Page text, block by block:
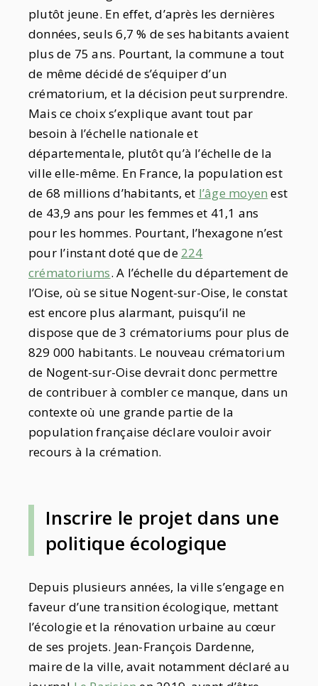
plutôt jeune. En effet, d’après les dernières
données, seuls 6,7 % de ses habitants avaient
plus de 75 ans. Pourtant, la commune a tout
de même décidé de s’équiper d’un
crématorium, et la décision peut surprendre.
Mais ce choix s’explique avant tout par
besoin à l’échelle nationale et
départementale, plutôt qu’à l’échelle de la
ville elle-même. En France, la population est
de 68 millions d’habitants, et l’âge moyen est
de 43,9 ans pour les femmes et 41,1 ans
pour les hommes. Pourtant, l’hexagone n’est
pour l’instant doté que de 224
crématoriums. A l’échelle du département de
l’Oise, où se situe Nogent-sur-Oise, le constat
est encore plus alarmant, puisqu’il ne
dispose que de 3 crématoriums pour plus de
829 000 habitants. Le nouveau crématorium
de Nogent-sur-Oise devrait donc permettre
de contribuer à combler ce manque, dans un
contexte où une grande partie de la
population française déclare vouloir avoir
recours à la crémation.
Inscrire le projet dans une
politique écologique
Depuis plusieurs années, la ville s’engage en
faveur d’une transition écologique, mettant
l’écologie et la rénovation urbaine au cœur
de ses projets. Jean-François Dardenne,
maire de la ville, avait notamment déclaré au